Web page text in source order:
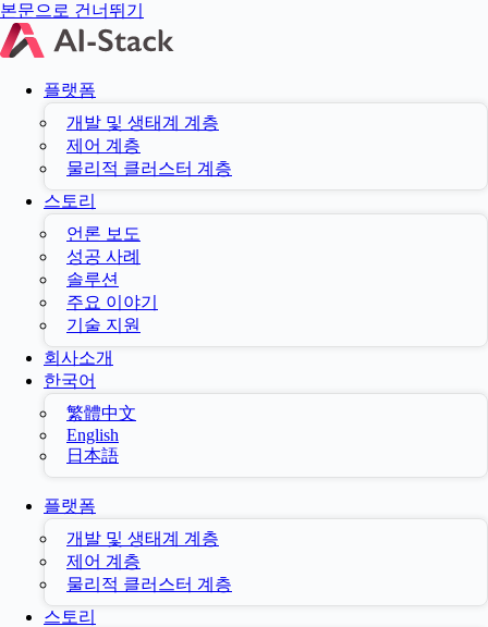
본문으로 건너뛰기
플랫폼
개발 및 생태계 계층
제어 계층
물리적 클러스터 계층
스토리
언론 보도
성공 사례
솔루션
주요 이야기
기술 지원
회사소개
한국어
繁體中文
English
日本語
플랫폼
개발 및 생태계 계층
제어 계층
물리적 클러스터 계층
스토리